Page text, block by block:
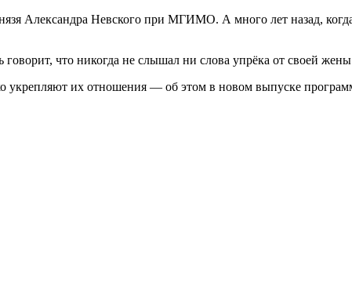
Александра Невского при МГИМО. А много лет назад,
что никогда не слышал ни слова упрёка от своей
укрепляют их отношения — об этом в новом выпуске